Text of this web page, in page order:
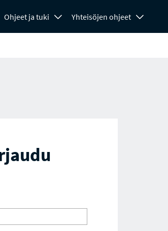
Ohjeet ja tuki Yhteisöjen ohjeet